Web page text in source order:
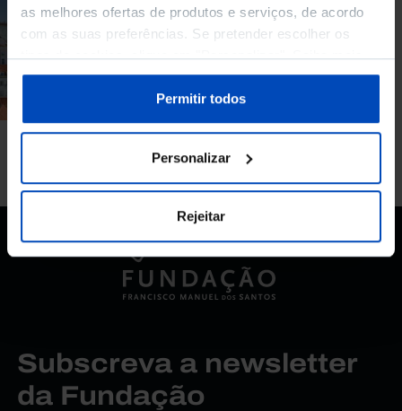
as melhores ofertas de produtos e serviços, de acordo
com as suas preferências. Se pretender escolher os
tipos de cookies, clique em "Personalizar". Saiba mais
sobre cookies através da gestão de preferências ou da
Política de Cookies.
Permitir todos
Personalizar
Rejeitar
Museus de Lisboa
6 MIN
Subscreva a newsletter
da Fundação